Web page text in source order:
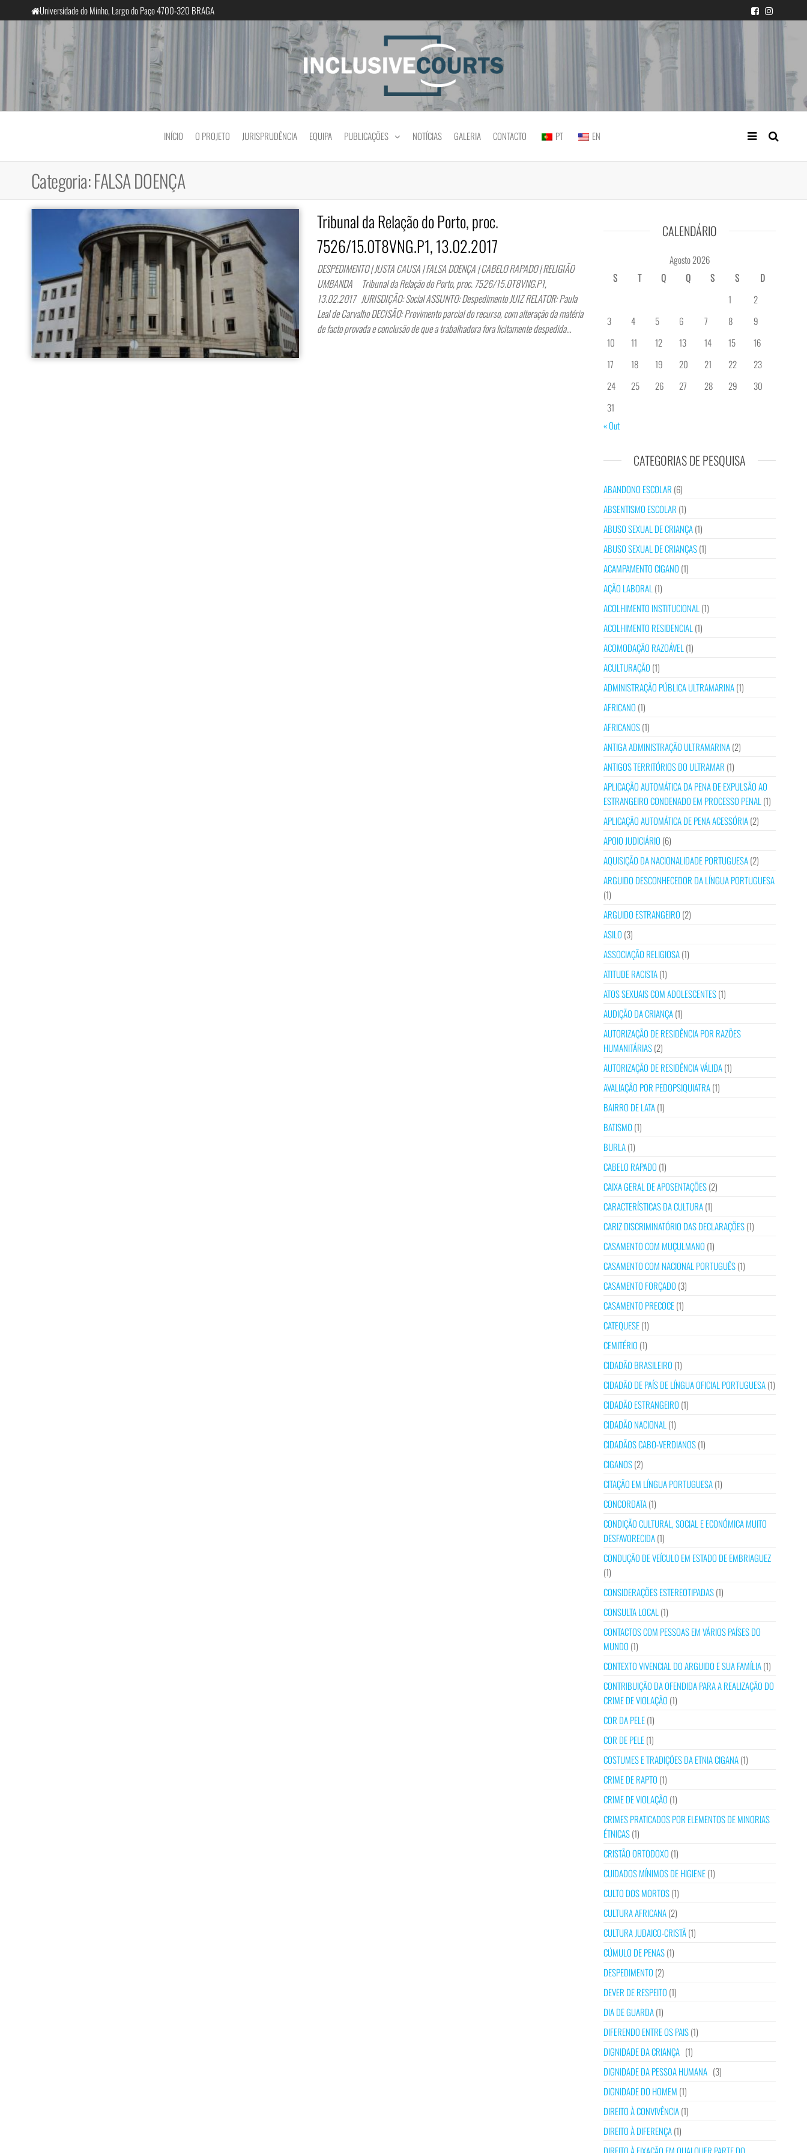
para
Universidade do Minho, Largo do Paço 4700-320 BRAGA
InclusiveCourts Igualdade e diferença cultural na prática judicial portuguesa
INÍCIO O PROJETO JURISPRUDÊNCIA EQUIPA PUBLICAÇÕES NOTÍCIAS GALERIA CONTACTO PT EN
Categoria:FALSA DOENÇA
Tribunal da Relação do Porto, proc.
7526/15.0T8VNG.P1, 13.02.2017
DESPEDIMENTO | JUSTA CAUSA | FALSA DOENÇA | CABELO RAPADO | RELIGIÃO
UMBANDA Tribunal da Relação do Porto, proc. 7526/15.0T8VNG.P1,
13.02.2017 JURISDIÇÃO: Social ASSUNTO: Despedimento JUIZ RELATOR: Paula
Leal de Carvalho DECISÃO: Provimento parcial do recurso, com alteração da matéria
de facto provada e conclusão de que a trabalhadora fora licitamente despedida…
CALENDÁRIO
Agosto 2026
S
T Q Q S S
D
1
2
3
4 5 6 7 8
9
10
11 12 13 14 15
16
17
18 19 20 21 22
23
24
25 26 27 28 29
30
31
« Out
CATEGORIAS DE PESQUISA
ABANDONO ESCOLAR (6)
ABSENTISMO ESCOLAR (1)
ABUSO SEXUAL DE CRIANÇA(1)
ABUSO SEXUAL DE CRIANÇAS(1)
ACAMPAMENTO CIGANO (1)
AÇÃO LABORAL (1)
ACOLHIMENTO INSTITUCIONAL (1)
ACOLHIMENTO RESIDENCIAL (1)
ACOMODAÇÃO RAZOÁVEL (1)
ACULTURAÇÃO (1)
ADMINISTRAÇÃO PÚBLICA ULTRAMARINA(1)
AFRICANO (1)
AFRICANOS(1)
ANTIGA ADMINISTRAÇÃO ULTRAMARINA(2)
ANTIGOS TERRITÓRIOS DO ULTRAMAR (1)
APLICAÇÃO AUTOMÁTICA DA PENA DE EXPULSÃO AO
ESTRANGEIRO CONDENADO EM PROCESSO PENAL (1)
APLICAÇÃO AUTOMÁTICA DE PENA ACESSÓRIA(2)
APOIO JUDICIÁRIO (6)
AQUISIÇÃO DA NACIONALIDADE PORTUGUESA(2)
ARGUIDO DESCONHECEDOR DA LÍNGUA PORTUGUESA
(1)
ARGUIDO ESTRANGEIRO (2)
ASILO (3)
ASSOCIAÇÃO RELIGIOSA(1)
ATITUDE RACISTA(1)
ATOS SEXUAIS COM ADOLESCENTES(1)
AUDIÇÃO DA CRIANÇA(1)
AUTORIZAÇÃO DE RESIDÊNCIA POR RAZÕES
HUMANITÁRIAS(2)
AUTORIZAÇÃO DE RESIDÊNCIA VÁLIDA(1)
AVALIAÇÃO POR PEDOPSIQUIATRA(1)
BAIRRO DE LATA(1)
BATISMO (1)
BURLA(1)
CABELO RAPADO (1)
CAIXA GERAL DE APOSENTAÇÕES(2)
CARACTERÍSTICAS DA CULTURA(1)
CARIZ DISCRIMINATÓRIO DAS DECLARAÇÕES(1)
CASAMENTO COM MUÇULMANO (1)
CASAMENTO COM NACIONAL PORTUGUÊS(1)
CASAMENTO FORÇADO (3)
CASAMENTO PRECOCE(1)
CATEQUESE(1)
CEMITÉRIO (1)
CIDADÃO BRASILEIRO (1)
CIDADÃO DE PAÍS DE LÍNGUA OFICIAL PORTUGUESA(1)
CIDADÃO ESTRANGEIRO (1)
CIDADÃO NACIONAL (1)
CIDADÃOS CABO-VERDIANOS(1)
CIGANOS(2)
CITAÇÃO EM LÍNGUA PORTUGUESA(1)
CONCORDATA(1)
CONDIÇÃO CULTURAL, SOCIAL E ECONÓMICA MUITO
DESFAVORECIDA(1)
CONDUÇÃO DE VEÍCULO EM ESTADO DE EMBRIAGUEZ
(1)
CONSIDERAÇÕES ESTEREOTIPADAS(1)
CONSULTA LOCAL (1)
CONTACTOS COM PESSOAS EM VÁRIOS PAÍSES DO
MUNDO (1)
CONTEXTO VIVENCIAL DO ARGUIDO E SUA FAMÍLIA(1)
CONTRIBUIÇÃO DA OFENDIDA PARA A REALIZAÇÃO DO
CRIME DE VIOLAÇÃO (1)
COR DA PELE(1)
COR DE PELE(1)
COSTUMES E TRADIÇÕES DA ETNIA CIGANA(1)
CRIME DE RAPTO (1)
CRIME DE VIOLAÇÃO (1)
CRIMES PRATICADOS POR ELEMENTOS DE MINORIAS
ÉTNICAS(1)
CRISTÃO ORTODOXO (1)
CUIDADOS MÍNIMOS DE HIGIENE(1)
CULTO DOS MORTOS(1)
CULTURA AFRICANA(2)
CULTURA JUDAICO-CRISTÃ(1)
CÚMULO DE PENAS(1)
DESPEDIMENTO (2)
DEVER DE RESPEITO (1)
DIA DE GUARDA(1)
DIFERENDO ENTRE OS PAIS(1)
DIGNIDADE DA CRIANÇA (1)
DIGNIDADE DA PESSOA HUMANA (3)
DIGNIDADE DO HOMEM (1)
DIREITO À CONVIVÊNCIA(1)
DIREITO À DIFERENÇA(1)